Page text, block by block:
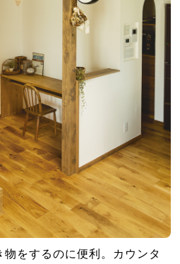
をするのに便利。カウンタ